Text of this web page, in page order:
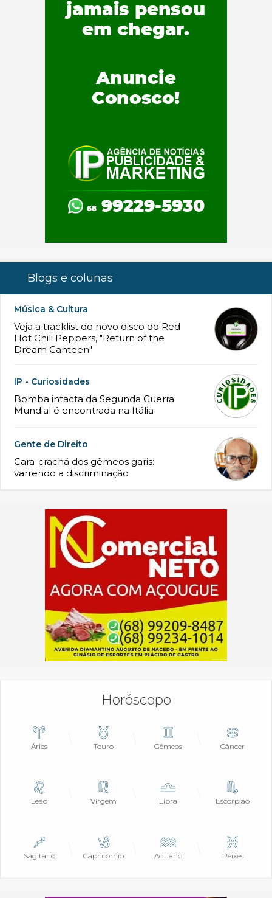
Blogs e colunas
Música & Cultura
Veja a tracklist do novo disco do Red
Hot Chili Peppers, "Return of the
Dream Canteen"
IP - Curiosidades
Bomba intacta da Segunda Guerra
Mundial é encontrada na Itália
Gente de Direito
Cara-crachá dos gêmeos garis:
varrendo a discriminação
Horóscopo
Áries Touro Gêmeos Câncer
Leão Virgem Libra Escorpião
Sagitário Capricórnio Aquário Peixes